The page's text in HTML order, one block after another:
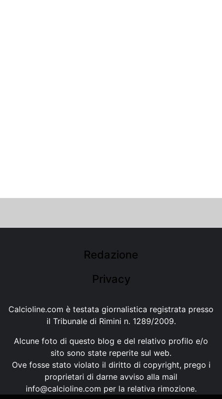
Redazione
Privacy
Calcioline.com è testata giornalistica registrata presso
il Tribunale di Rimini n. 1289/2009.
Alcune foto di questo blog e del relativo profilo e/o
sito sono state reperite sul web.
Ove fosse stato violato il diritto di copyright, prego i
proprietari di darne avviso alla mail
info@calcioline.com per la relativa rimozione.